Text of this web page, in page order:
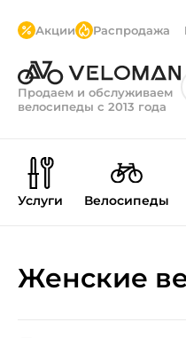
Акции Распродажа
Продаем и обслуживаем
велосипеды с 2013 года
Услуги Велосипеды
Женские